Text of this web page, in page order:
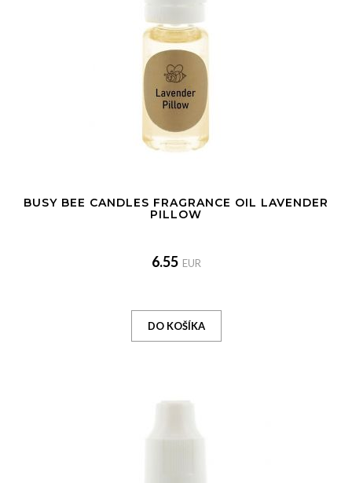
BUSY BEE CANDLES FRAGRANCE OIL LAVENDER
PILLOW
6.55 EUR